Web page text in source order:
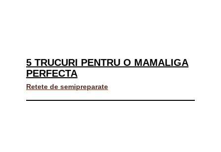
5 TRUCURI PENTRU O MAMALIGA
PERFECTA
Retete de semipreparate